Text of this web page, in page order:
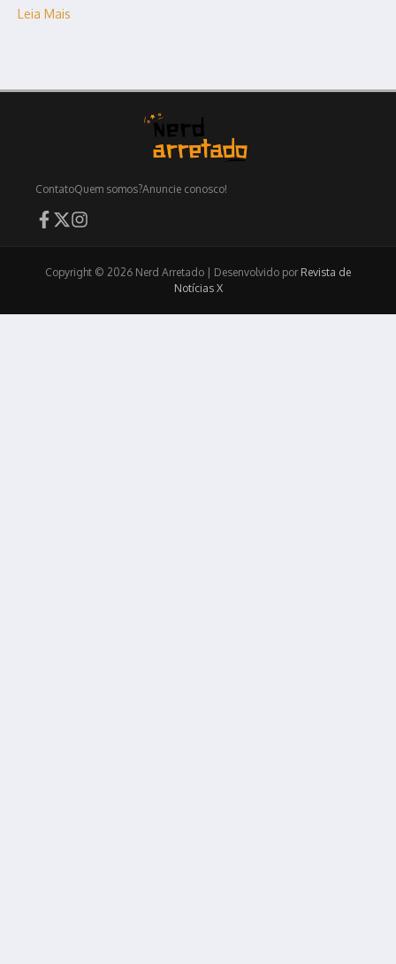
Leia Mais
ContatoQuem somos?Anuncie conosco!
Copyright © 2026 Nerd Arretado | Desenvolvido por Revista de
Notícias X